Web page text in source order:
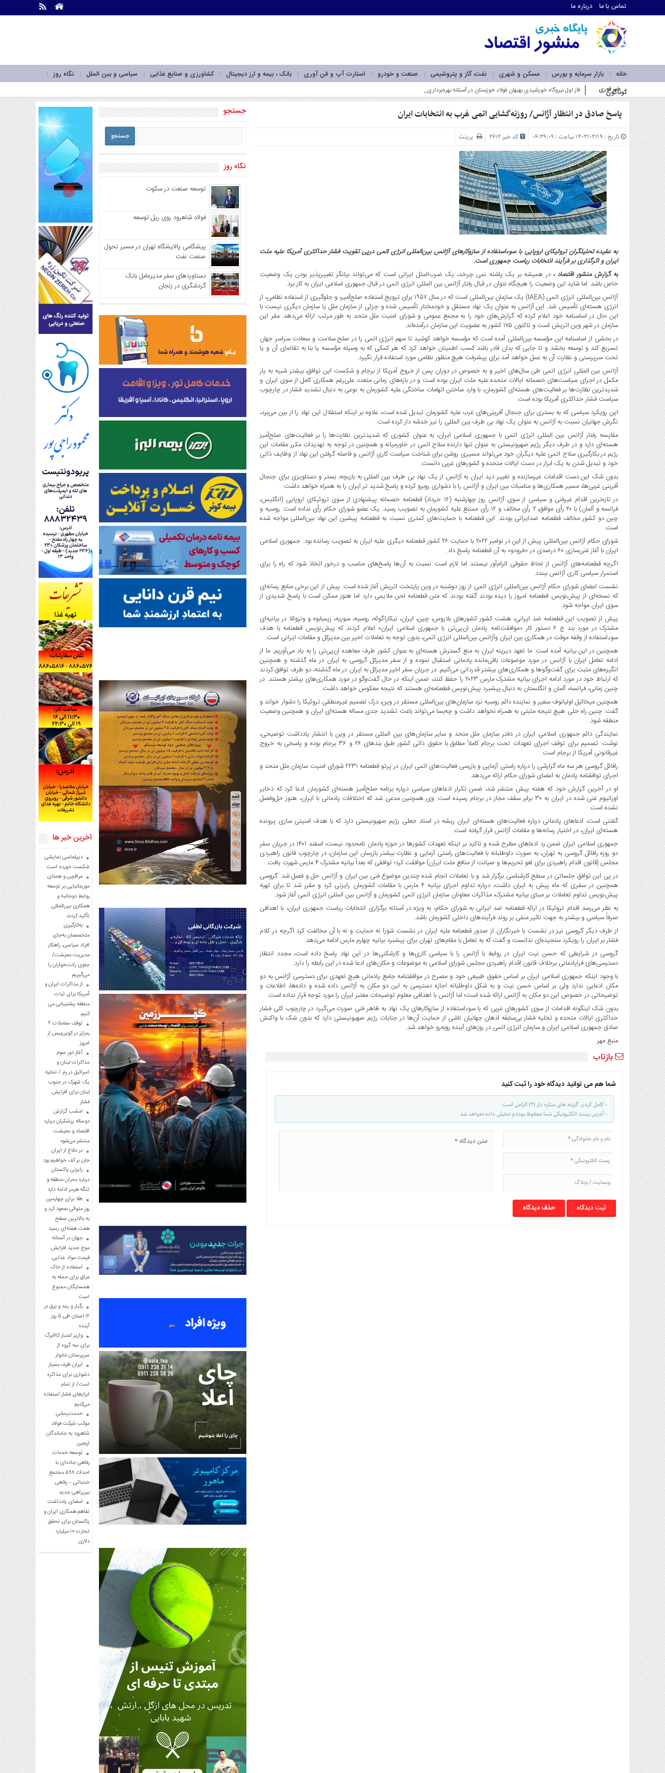
تماس با ما درباره ما
خانه بازار سرمایه و بورس مسکن و شهری نفت، گاز و پتروشیمی صنعت و خودرو استارت آپ و فن آوری بانک ، بیمه و ارز دیجیتال کشاورزی و صنایع غذایی سیاسی و بین الملل
نگاه روز
گوناگون
ما
درباره
سرویس
ها
خانه
بازار
سرمایه
و
بورس
مسکن
و
شهری
نفت،
گاز
و
پتروشیمی
صنعت
و
خودرو
استارت
آپ
و
فن
آوری
بانک
،
بیمه
و
ارز
دیجیتال
کشاورزی
و
صنایع
غذایی
سیاسی
و
بین
الملل
نگاه
روز
گوناگون
خبر فوری فاز اول نیروگاه خورشیدی بهبهان فولاد خوزستان در آستانه بهره‌برداری_
پاسخ صادق در انتظار آژانس/ روزنه‌گشایی اتمی غرب به انتخابات ایران
تاریخ : ۱۴۰۳/۰۳/۱۹ ساعت : ۰۶:۳۹:۰۹ کد خبر 2612 پرینت
به عقیده تحلیلگران تروئیکای اروپایی با سوءاستفاده از سازوکارهای آژانس بین‌المللی انرژی اتمی درپی تقویت فشار حداکثری آمریکا علیه ملت
ایران و اثرگذاری بر فرآیند انتخابات ریاست جمهوری است.
به گزارش منشور اقتصاد ،در همیشه بر یک پاشنه نمی چرخد، یک ضرب‌المثل ایرانی است که می‌تواند بیانگر تغییرپذیر بودن یک وضعیت
خاص باشد. اما شاید این وضعیت را هیچگاه نتوان در قبال رفتار آژانس بین المللی انرژی اتمی در قبال جمهوری اسلامی ایران به کار برد.
آژانس بین‌المللی انرژی اتمی (IAEA) یک سازمان بین‌المللی است که در سال ۱۹۵۷ برای ترویج استفاده صلح‌آمیز، و جلوگیری از استفاده نظامی، از
انرژی هسته‌ای تأسیس شد. این آژانس به عنوان یک نهاد مستقل و خودمختار تأسیس شده و جزئی از سازمان ملل یا سازمان دیگری نیست با
این حال در اساسنامه خود اعلام کرده که گزارش‌های خود را به مجمع عمومی و شورای امنیت ملل متحد به طور مرتب ارائه می‌دهد. مقر این
سازمان در شهر وین اتریش است و تاکنون ۱۷۵ کشور به عضویت این سازمان درآمده‌اند.
در بخشی از اساسنامه این مؤسسه بین‌المللی آمده است که مؤسسه خواهد کوشید تا سهم انرژی اتمی را در صلح سلامت و سعادت سراسر جهان
تسریع کند و توسعه بخشد و تا جایی که بدان قادر باشد کسب اطمینان خواهد کرد که هر کمکی که به وسیله مؤسسه یا بنا به تقاضای آن و یا
تحت سرپرستی و نظارت آن به عمل خواهد آمد برای پیشرفت هیچ منظور نظامی مورد استفاده قرار نگیرد.
آژانس بین المللی انرژی اتمی طی سال‌های اخیر و به خصوص در دوران پس از خروج آمریکا از برجام و شکست این توافق، بیشتر شبیه به یار
مکمل در اجرای سیاست‌های خصمانه ایالات متحده علیه ملت ایران بوده است و در بازه‌های زمانی متعدد علی‌رغم همکاری کامل از سوی ایران و
شدیدترین نظارت‌ها بر فعالیت‌های هسته‌ای کشورمان، با وارد ساختن اتهامات ساختگی علیه کشورمان به نوعی به دنبال تشدید فشار در چارچوب
سیاست فشار حداکثری آمریکا بوده است.
این رویکرد سیاسی که به بستری برای جنجال آفرینی‌های غرب علیه کشورمان تبدیل شده است، علاوه بر اینکه استقلال این نهاد را از بین می‌برد،
نگرش جهانیان نسبت به آژانس به عنوان یک نهاد بی طرف بین المللی را نیز خدشه دار کرده است.
مقایسه رفتار آژانس بین المللی انرژی اتمی با جمهوری اسلامی ایران، به عنوان کشوری که شدیدترین نظارت‌ها را بر فعالیت‌های صلح‌آمیز
هسته‌ای دارد و در طرف دیگر رژیم صهیونیستی به عنوان تنها دارنده سلاح اتمی در خاورمیانه و همچنین در توجه به تهدیدات مکرر مقامات این
رژیم در بکارگیری سلاح اتمی علیه دیگران خود می‌تواند مسیری روشن برای شناخت سیاست کاری آژانس و فاصله گرفتن این نهاد از وظایف ذاتی
خود و تبدیل شدن به یک ابزار در دست ایالات متحده و کشورهای غربی دانست.
بدون شک این دست اقدامات غیرسازنده و تغییر دید ایران به آژانس از یک نهاد بی طرف بین المللی به بازیچه، بستر و دستاویزی برای جنجال
آفرینی غربی‌ها، مسیر همکاری‌ها و مناسبات بین ایران و آژانس را با دشواری روبرو کرده و پاسخ شدید تر ایران را به همراه خواهد داشت.
در تازه‌ترین اقدام غیرفنی و سیاسی از سوی آژانس روز چهارشنبه (۱۶ خرداد) قطعنامه خصمانه پیشنهادی از سوی تروئیکای اروپایی (انگلیس،
فرانسه و آلمان) با ۲۰ رأی موافق، ۲ رأی مخالف و ۱۲ رأی ممتنع علیه کشورمان به تصویب رسید. یک عضو شورای حکام رأی نداده است. روسیه و
چین دو کشور مخالف قطعنامه ضدایرانی بودند. این قطعنامه با حمایت‌های کمتری نسبت به قطعنامه پیشین این نهاد بین‌المللی مواجه شده
است.
شورای حکام آژانس بین‌المللی پیش از این در نوامبر ۲۰۲۲ با حمایت ۲۶ کشور قطعنامه دیگری علیه ایران به تصویب رسانده بود. جمهوری اسلامی
ایران با آغاز غنی‌سازی ۶۰ درصدی در «فرودو» به آن قطعنامه پاسخ داد.
اگرچه قطعنامه‌های آژانس از لحاظ حقوقی الزام‌آور نیستند اما لازم است نسبت به آن‌ها پاسخ‌های مناسب و درخور اتخاذ شود که راه را برای
استمرار سیاسی کاری آژانس ببندد.
نشست اعضای شورای حکام آژانس بین‌المللی انرژی اتمی از روز دوشنبه در وین پایتخت اتریش آغاز شده است. پیش از این برخی منابع رسانه‌ای
که نسخه‌ای از پیش‌نویس قطعنامه امروز را دیده بودند گفته بودند که متن قطعنامه لحن ملایمی دارد اما هنوز ممکن است با پاسخ شدیدی از
سوی ایران مواجه شود.
پیش از تصویب این قطعنامه ضد ایرانی، هشت کشور کشورهای بلاروس، چین، ایران، نیکاراگوئه، روسیه، سوریه، زیمبابوه و ونزوئلا در بیانیه‌ای
مشترک در مورد بند ج ۶ دستور کار «موافقت‌نامه پادمان ان‌پی‌تی با جمهوری اسلامی ایران» اعلام کردند که پیش‌نویس قطعنامه با هدف
سوء‌استفاده از وقفه موقت در همکاری بین ایران وآژانس بین‌المللی انرژی اتمی، بدون توجه به تعاملات اخیر بین مدیرکل و مقامات ایرانی است.
همچنین در این بیانیه آمده است: ما تعهد دیرینه ایران به منع گسترش هسته‌ای به عنوان کشور طرف معاهده ان‌پی‌تی را به یاد می‌آوریم. ما از
ادامه تعامل ایران با آژانس در مورد موضوعات باقی‌مانده پادمانی استقبال نموده و از سفر مدیرکل گروسی به ایران در ماه گذشته و همچنین
انگیزه‌های مثبت برای گفت‌وگوها و همکاری‌های بیشتر قدردانی می‌کنیم. در جریان سفر اخیر مدیرکل به ایران در ماه گذشته، دو طرف توافق کردند
که ارتباط خود در مورد ادامه اجرای بیانیه مشترک مارس ۲۰۲۳ را حفظ کنند، ضمن اینکه در حال گفت‌وگو در مورد همکاری‌های بیشتر هستند. در
چنین زمانی، فرانسه، آلمان و انگلستان به دنبال پیشبرد پیش‌نویس قطعنامه‌ای هستند که نتیجه معکوس خواهد داشت.
همچنین میخائیل اولیانوف سفیر و نماینده دائم روسیه نزد سازمان‌های بین‌المللی مستقر در وین، درک تصمیم غیرمنطقی تروئیکا را دشوار خواند و
گفت: چنین راه حلی هیچ نتیجه مثبتی به همراه نخواهد داشت و چه‌بسا می‌تواند باعث تشدید جدی مساله هسته‌ای ایران و همچنین وضعیت
منطقه شود.
نمایندگی دائم جمهوری اسلامی ایران در دفتر سازمان ملل متحد و سایر سازمان‌های بین المللی مستقر در وین با انتشار یادداشت توضیحی،
نوشت: تصمیم برای توقف اجرای تعهدات تحت برجام کاملاً مطابق با حقوق ذاتی کشور طبق بندهای ۲۶ و ۳۶ برجام بوده و پاسخی به خروج
غیرقانونی آمریکا از برجام است.
رافائل گروسی هر سه ماه گزارشی را درباره راستی آزمایی و بازرسی فعالیت‌های اتمی ایران در پرتو قطعنامه ۲۲۳۱ شورای امنیت سازمان ملل متحد و
اجرای توافقنامه پادمان به اعضای شورای حکام ارائه می‌دهد.
او در آخرین گزارش خود که هفته پیش منتشر شد، ضمن تکرار ادعاهای سیاسی درباره برنامه صلح‌آمیز هسته‌ای کشورمان ادعا کرد که ذخایر
اورانیوم غنی شده در ایران به ۳۰ برابر سقف مجاز در برجام رسیده است. وی همچنین مدعی شد که اختلافات پادمانی با ایران، هنوز حل‌وفصل
نشده است.
گفتنی است، ادعاهای پادمانی درباره فعالیت‌های هسته‌ای ایران ریشه در اسناد جعلی رژیم صهیونیستی دارد که با هدف امنیتی سازی پرونده
هسته‌ای ایران، در اختیار رسانه‌ها و مقامات آژانس قرار گرفته است.
جمهوری اسلامی ایران ضمن رد ادعاهای مطرح شده و تاکید بر اینکه تعهدات کشورها در حوزه پادمان نامحدود نیست، اسفند
در جریان سفر
دو روزه رافائل گروسی به تهران، به صورت داوطلبانه با فعالیت‌های راستی آزمایی و نظارت بیشتر بازرسان این سازمان، در چارچوب قانون راهبردی
مجلس (قانون اقدام راهبردی برای لغو تحریم‌ها و صیانت از منافع ملت ایران) موافقت کرد؛ توافقی که بعداً بیانیه مشترک ۴ مارس شهرت یافت.
در پی این توافق جلساتی در سطح کارشناسی برگزار شد و با تعاملات انجام شده چندین موضوع فنی بین ایران و آژانس حل و فصل شد. گروسی
همچنین در سفری که ماه پیش به ایران داشت، درباره تداوم اجرای بیانیه ۴ مارس با مقامات کشورمان رایزنی کرد و مقرر شد تا برای تهیه
پیش‌نویس تداوم تعاملات بر مبنای بیانیه مشترک، مذاکرات معاونان سازمان انرژی اتمی کشورمان و آژانس بین المللی انرژی اتمی آغاز شود.
به نظر می‌رسد اقدام تروئیکا در ارائه قطعنامه ضد ایرانی به شورای حکام، به ویژه در آستانه برگزاری انتخابات ریاست جمهوری ایران، با اهدافی
صرفاً سیاسی و بیشتر به جهت تاثیر منفی بر روند فرآیندهای داخلی کشورمان باشد.
از طرف دیگر گروسی نیز در نشست با خبرنگاران از صدور قطعنامه علیه ایران در نشست شورا نه حمایت و نه با آن مخالفت کرد اگرچه در کلام
فشار بر ایران را رویکرد سنجیده‌ای ندانست و گفت که به تعامل با مقام‌های تهران برای پیشبرد بیانیه چهارم مارس ادامه می‌دهد.
گروسی در شرایطی که حسن نیت ایران در روابط با آژانس را با سیاسی کاری‌ها و کارشکنی‌ها در این نهاد پاسخ داده است، مجدد انتظار
دسترسی‌های فراپادمانی برخلاف قانون اقدام راهبردی مجلس شورای اسلامی به موضوعات و مکان‌های ادعا شده در این رابطه را دارد.
با وجود اینکه جمهوری اسلامی ایران بر اساس حقوق طبیعی خود و مصرح در موافقتنامه جامع پادمانی هیچ تعهدی برای دسترسی آژانس به دو
مکان ادعایی ندارد ولی بر اساس حسن نیت و به شکل داوطلبانه اجازه دسترسی به این دو مکان به آژانس داده شده و داده‌ها، اطلاعات و
توضیحاتی در خصوص این دو مکان به آژانس ارائه شده است؛ اما آژانس با اهدافی معلوم توضیحات معتبر ایران را مورد توجه قرار نداده است.
بدون شک اینگونه اقدامات از سوی کشورهای غربی که با سوءاستفاده از سازوکارهای یک نهاد به ظاهر فنی صورت می‌گیرد در چارچوب کلی فشار
حداکثری ایالات متحده و تخلیه فشار بی‌سابقه اذهان جهانیان ناشی از حمایت آن‌ها در جنایات رژیم صهیونیستی دارد که بدون شک با واکنش
صادق جمهوری اسلامی ایران و سازمان انرژی اتمی در روزهای آینده روبه‌رو خواهد شد.
منبع مهر
بازتاب
شما هم می توانید دیدگاه خود را ثبت کنید
- کامل کردن گزینه های ستاره دار (*) الزامی است
- آدرس پست الکترونیکی شما محفوظ بوده و نمایش داده نخواهد شد
حذف دیدگاه
جستجو
نگاه روز
توسعه صنعت در سکوت
فولاد شاهرود روی ریل توسعه
پیشگامی پالایشگاه تهران در مسیر تحول
صنعت نفت
دستاوردهای سفر مدیرعامل بانک
گردشگری در زنجان
آخرین خبر ها
دیپلماسی نمایشی
شکست خورده است
عراقچی و همتای
موریتانیایی بر توسعه
روابط دوجانبه و
همکاری بین‌المللی
تأکید کردند
به‌کارگیری
متخصصان به‌جای
افراد سیاسی، راهکار
مدیریت معیشت/
جلوی رانت‌خواران را
می‌گیریم
از مذاکرات ایران و
آمریکا برای ثبات
منطقه پشتیبانی می
کنیم
توقف معاملات ۶
رمزارز در کوین‌بیس از
امروز
آغاز دور سوم
مذاکرات لبنان و
اسرائیل در رم / تخلیه
یک شهرک در جنوب
لبنان برای افزایش
فشار
امشب گزارش
دوساله پزشکیان درباره
اقتصاد و معیشت
منتشر می‌شود
در دفاع از ایران
جان بر کف خواهیم بود
رایزنی پاکستان
درباره بحران منطقه و
تنگه هرمز ادامه دارد
طلا برای چهارمین
روز متوالی صعود کرد و
به بالاترین سطح
هفت هفته‌ای رسید
جهان در آستانه
موج جدید افزایش
قیمت مواد غذایی
استفاده از خاک
عراق برای حمله به
همسایگان ممنوع
است
رگبار و رعد و برق در
۱۲ استان طی ۵ روز
آینده
واریز اعتبار کالابرگ
برای سه گروه از
سرپرستان خانوار
ایران طرف بسیار
دشواری برای مذاکره
است/ از تمام
ابزارهای فشار استفاده
می‌کنیم
خدمت‌رسانی
موکب شرکت فولاد
شاهرود به جاماندگان
اربعین
توسعه خدمات
رفاهی جاده‌ای با
احداث ۵۹۸ مجتمع
خدماتی – رفاهی
بین‌راهی جدید
امضای یادداشت
تفاهم همکاری ایران و
پاکستان برای تحقق
تجارت ۱۰ میلیارد
دلاری